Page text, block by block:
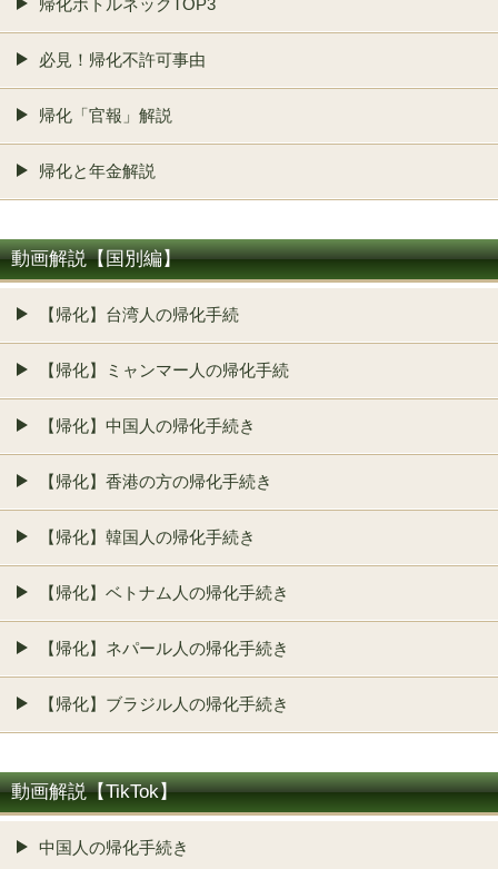
帰化ボトルネックTOP3
必見！帰化不許可事由
帰化「官報」解説
帰化と年金解説
動画解説【国別編】
【帰化】台湾人の帰化手続
【帰化】ミャンマー人の帰化手続
【帰化】中国人の帰化手続き
【帰化】香港の方の帰化手続き
【帰化】韓国人の帰化手続き
【帰化】ベトナム人の帰化手続き
【帰化】ネパール人の帰化手続き
【帰化】ブラジル人の帰化手続き
動画解説【TikTok】
中国人の帰化手続き